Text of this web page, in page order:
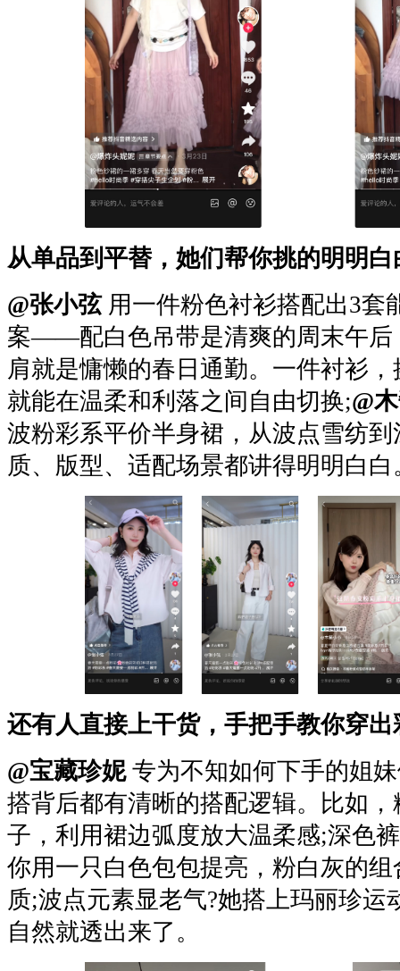
从单品到平替，她们帮你挑的明明
@张小弦 用一件粉色衬衫搭配出3套
案——配白色吊带是清爽的周末午后
肩就是慵懒的春日通勤。一件衬衫
就能在温柔和利落之间自由切换;@
波粉彩系平价半身裙，从波点雪纺
质、版型、适配场景都讲得明明白白
还有人直接上干货，手把手教你穿
@宝藏珍妮 专为不知如何下手的姐
搭背后都有清晰的搭配逻辑。比如
子，利用裙边弧度放大温柔感;深色
你用一只白色包包提亮，粉白灰的
质;波点元素显老气?她搭上玛丽珍运
自然就透出来了。